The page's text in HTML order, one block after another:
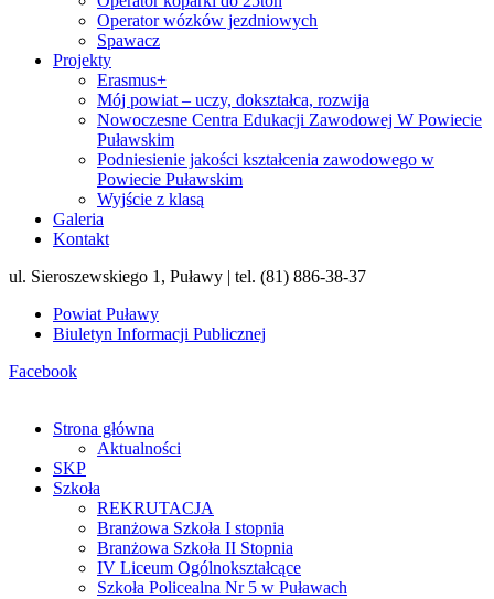
Operator wózków jezdniowych
Spawacz
Projekty
Erasmus+
Mój powiat – uczy, dokształca, rozwija
Nowoczesne Centra Edukacji Zawodowej W Powiecie
Puławskim
Podniesienie jakości kształcenia zawodowego w
Powiecie Puławskim
Wyjście z klasą
Galeria
Kontakt
ul. Sieroszewskiego 1, Puławy | tel. (81) 886-38-37
Powiat Puławy
Biuletyn Informacji Publicznej
Facebook
Strona główna
Aktualności
SKP
Szkoła
REKRUTACJA
Branżowa Szkoła I stopnia
Branżowa Szkoła II Stopnia
IV Liceum Ogólnokształcące
Szkoła Policealna Nr 5 w Puławach